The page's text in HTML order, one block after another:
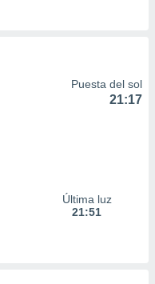
Puesta del sol
21:17
Última luz
21:51